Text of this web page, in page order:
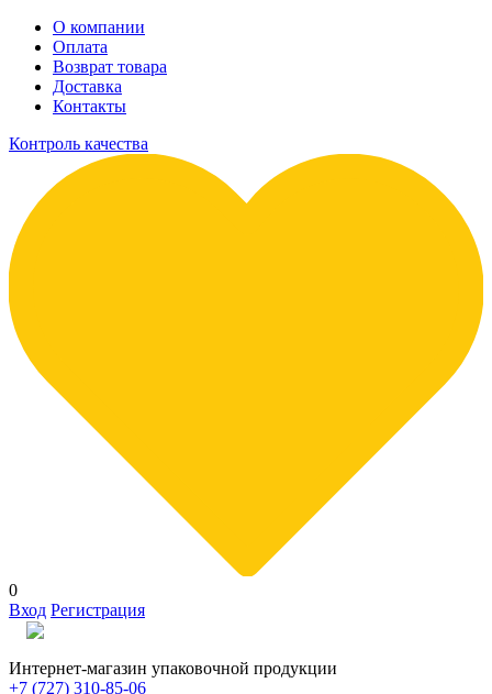
О компании
Оплата
Возврат товара
Доставка
Контакты
Контроль качества
0
Вход Регистрация
Интернет-магазин упаковочной продукции
+7 (727) 310-85-06